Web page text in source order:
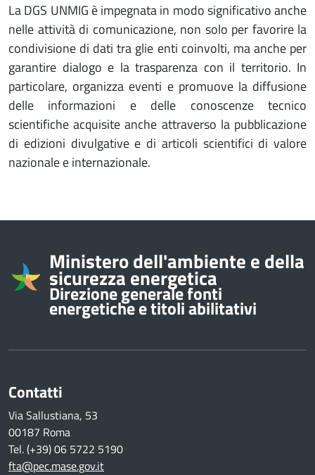
La DGS UNMIG è impegnata in modo significativo anche
nelle attività di comunicazione, non solo per favorire la
condivisione di dati tra glie enti coinvolti, ma anche per
garantire dialogo e la trasparenza con il territorio. In
particolare, organizza eventi e promuove la diffusione
delle informazioni e delle conoscenze tecnico
scientifiche acquisite anche attraverso la pubblicazione
di edizioni divulgative e di articoli scientifici di valore
nazionale e internazionale.
Informazioni su
Ministero dell'ambiente e della
sicurezza energetica
Direzione generale fonti
energetiche e titoli abilitativi
Contatti
Via Sallustiana, 53
00187 Roma
Tel. (+39) 06 5722 5190
fta@pec.mase.gov.it